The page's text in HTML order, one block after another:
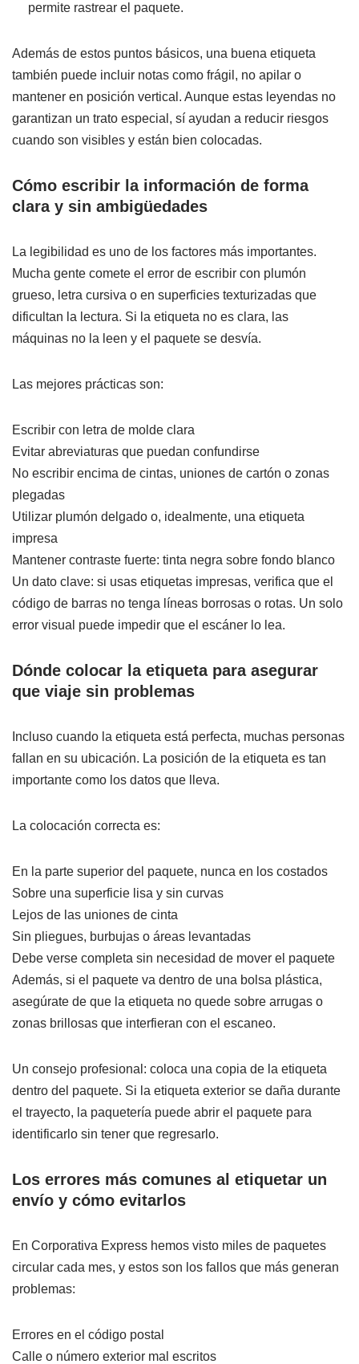
permite rastrear el paquete.
Además de estos puntos básicos, una buena etiqueta
también puede incluir notas como frágil, no apilar o
mantener en posición vertical. Aunque estas leyendas no
garantizan un trato especial, sí ayudan a reducir riesgos
cuando son visibles y están bien colocadas.
Cómo escribir la información de forma
clara y sin ambigüedades
La legibilidad es uno de los factores más importantes.
Mucha gente comete el error de escribir con plumón
grueso, letra cursiva o en superficies texturizadas que
dificultan la lectura. Si la etiqueta no es clara, las
máquinas no la leen y el paquete se desvía.
Las mejores prácticas son:
Escribir con letra de molde clara
Evitar abreviaturas que puedan confundirse
No escribir encima de cintas, uniones de cartón o zonas
plegadas
Utilizar plumón delgado o, idealmente, una etiqueta
impresa
Mantener contraste fuerte: tinta negra sobre fondo blanco
Un dato clave: si usas etiquetas impresas, verifica que el
código de barras no tenga líneas borrosas o rotas. Un solo
error visual puede impedir que el escáner lo lea.
Dónde colocar la etiqueta para asegurar
que viaje sin problemas
Incluso cuando la etiqueta está perfecta, muchas personas
fallan en su ubicación. La posición de la etiqueta es tan
importante como los datos que lleva.
La colocación correcta es:
En la parte superior del paquete, nunca en los costados
Sobre una superficie lisa y sin curvas
Lejos de las uniones de cinta
Sin pliegues, burbujas o áreas levantadas
Debe verse completa sin necesidad de mover el paquete
Además, si el paquete va dentro de una bolsa plástica,
asegúrate de que la etiqueta no quede sobre arrugas o
zonas brillosas que interfieran con el escaneo.
Un consejo profesional: coloca una copia de la etiqueta
dentro del paquete. Si la etiqueta exterior se daña durante
el trayecto, la paquetería puede abrir el paquete para
identificarlo sin tener que regresarlo.
Los errores más comunes al etiquetar un
envío y cómo evitarlos
En Corporativa Express hemos visto miles de paquetes
circular cada mes, y estos son los fallos que más generan
problemas:
Errores en el código postal
Calle o número exterior mal escritos